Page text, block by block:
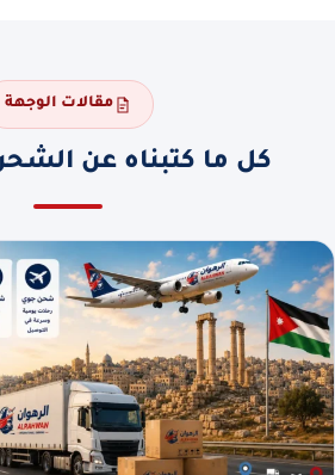
مقالات الوجهة
كل ما كتبناه عن